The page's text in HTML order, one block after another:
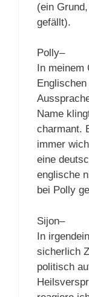
(ein
gefällt).
Polly–
In
Name
charmant.
immer
eine
englische
bei Polly
Sijon–
In
sicherlich
politisch